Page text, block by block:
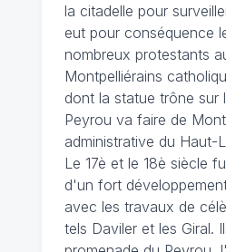
la citadelle pour
eut pour conséquence
nombreux protestants
Montpelliérains
dont la statue trône sur
Peyrou va faire de
administrative du Haut-
Le 17è et le 18è siècle
d'un fort
avec les travaux de
tels Daviler et les Giral.